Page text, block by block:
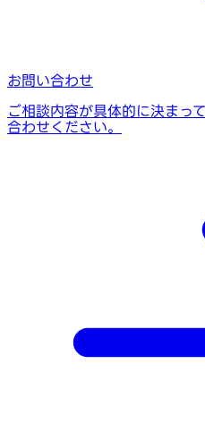
お問い合わせ
ご相談内容が具体的に決まっ
合わせください。